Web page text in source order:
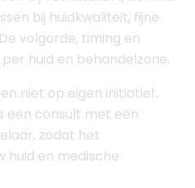
bij huidkwaliteit, fijne
volgorde, timing en
huid en behandelzone.
niet op eigen initiatief.
een consult met een
zodat het
huid en medische